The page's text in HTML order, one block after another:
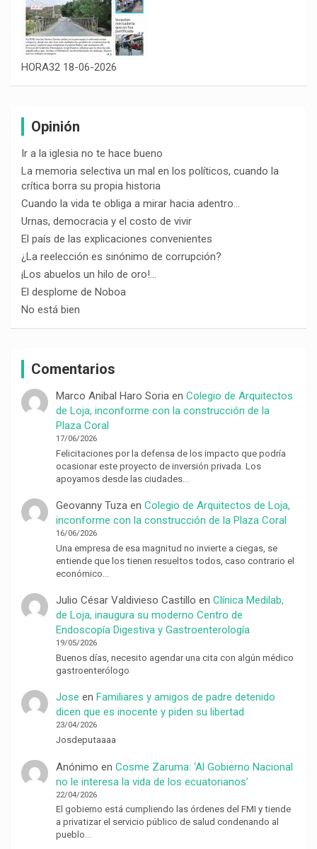
HORA32 18-06-2026
Opinión
Ir a la iglesia no te hace bueno
La memoria selectiva un mal en los políticos, cuando la
crítica borra su propia historia
Cuando la vida te obliga a mirar hacia adentro…
Urnas, democracia y el costo de vivir
El país de las explicaciones convenientes
¿La reelección es sinónimo de corrupción?
¡Los abuelos un hilo de oro!…
El desplome de Noboa
No está bien
Comentarios
Marco Anibal Haro Soriaen Colegio de Arquitectos
de Loja, inconforme con la construcción de la
Plaza Coral
17/06/2026
Felicitaciones por la defensa de los impacto que podría
ocasionar este proyecto de inversión privada. Los
apoyamos desde las ciudades…
Geovanny Tuzaen Colegio de Arquitectos de Loja,
inconforme con la construcción de la Plaza Coral
16/06/2026
Una empresa de esa magnitud no invierte a ciegas, se
entiende que los tienen resueltos todos, caso contrario el
económico…
Julio César Valdivieso Castillo en Clínica Medilab,
de Loja, inaugura su moderno Centro de
Endoscopía Digestiva y Gastroenterología
19/05/2026
Buenos días, necesito agendar una cita con algún médico
gastroenterólogo
Jose en Familiares y amigos de padre detenido
dicen que es inocente y piden su libertad
23/04/2026
Josdeputaaaa
Anónimo en Cosme Zaruma: ‘Al Gobierno Nacional
no le interesa la vida de los ecuatorianos’
22/04/2026
El gobierno está cumpliendo las órdenes del FMI y tiende
a privatizar el servicio público de salud condenando al
pueblo…